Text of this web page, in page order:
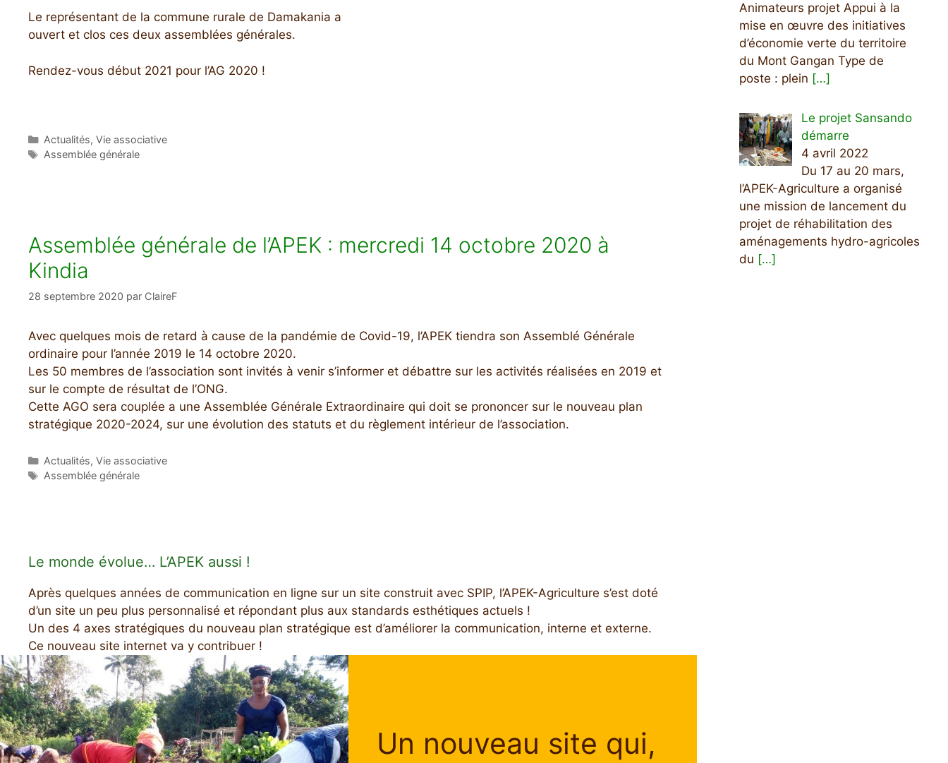
Le représentant de la commune rurale de Damakania a
ouvert et clos ces deux assemblées générales.
Rendez-vous début 2021 pour l’AG 2020 !
Catégories
Actualités, Vie associative
Étiquettes
Assemblée générale
Assemblée générale de l’APEK : mercredi 14 octobre 2020 à
Kindia
28 septembre 2020 par ClaireF
Avec quelques mois de retard à cause de la pandémie de Covid-19, l’APEK tiendra son Assemblé Générale
ordinaire pour l’année 2019 le 14 octobre 2020.
Les 50 membres de l’association sont invités à venir s’informer et débattre sur les activités réalisées en 2019 et
sur le compte de résultat de l’ONG.
Cette AGO sera couplée a une Assemblée Générale Extraordinaire qui doit se prononcer sur le nouveau plan
stratégique 2020-2024, sur une évolution des statuts et du règlement intérieur de l’association.
Catégories
Actualités, Vie associative
Étiquettes
Assemblée générale
Le monde évolue… L’APEK aussi !
Après quelques années de communication en ligne sur un site construit avec SPIP, l’APEK-Agriculture s’est doté
d’un site un peu plus personnalisé et répondant plus aux standards esthétiques actuels !
Un des 4 axes stratégiques du nouveau plan stratégique est d’améliorer la communication, interne et externe.
Ce nouveau site internet va y contribuer !
Un nouveau site qui,
Animateurs projet Appui à la
mise en œuvre des initiatives
d’économie verte du territoire
du Mont Gangan Type de
poste : plein […]
Le projet Sansando
démarre
4 avril 2022
Du 17 au 20 mars,
l’APEK-Agriculture a organisé
une mission de lancement du
projet de réhabilitation des
aménagements hydro-agricoles
du […]